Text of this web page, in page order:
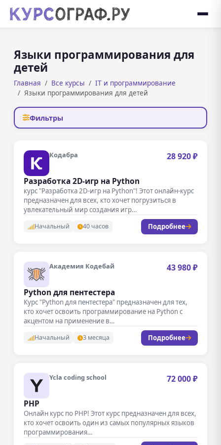
Языки программирования для
детей
Главная Все курсы
IT и программирование
Языки программирования для детей
Фильтры
Кодабра 28 920 ₽
Разработка 2D-игр на Python
курс "Разработка 2D-игр на Python"! Этот онлайн-курс
предназначен для всех, кто хочет погрузиться в
увлекательный мир создания игр…
Начальный 40 часов Подробнее
Академия Кодебай 43 980 ₽
Python для пентестера
Курс "Python для пентестера" предназначен для тех,
кто хочет освоить программирование на Python с
акцентом на применение в…
Начальный 3 месяца Подробнее
Ycla coding school 72 000 ₽
PHP
Онлайн курс по PHP! Этот курс предназначен для всех,
кто хочет освоить один из самых популярных языков
программирования…